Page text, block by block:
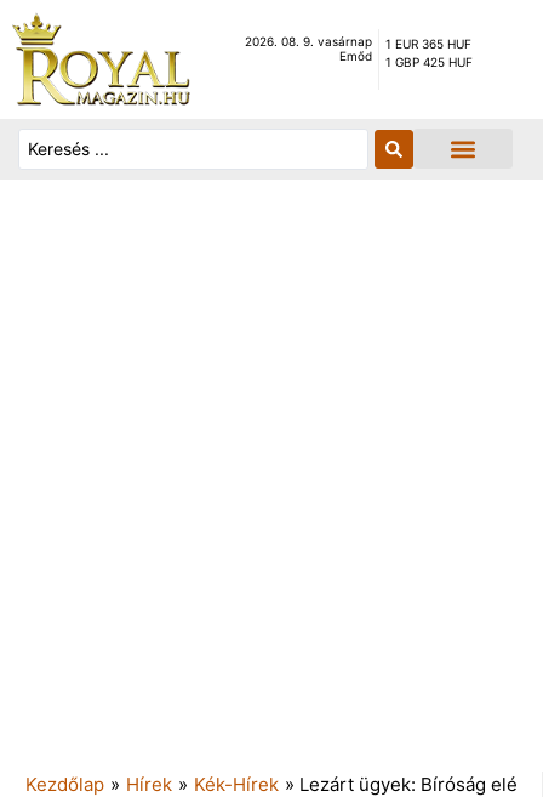
2026. 08. 9. vasárnap
Emőd
1 EUR 365 HUF
1 GBP 425 HUF
Kezdőlap » Hírek » Kék-Hírek » Lezárt ügyek: Bíróság elé